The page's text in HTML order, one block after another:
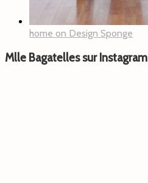
home on Design Sponge
Mlle Bagatelles sur Instagram